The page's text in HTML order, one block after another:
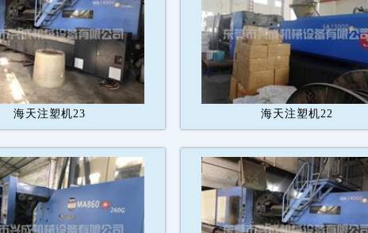
海天注塑机23 海天注塑机22